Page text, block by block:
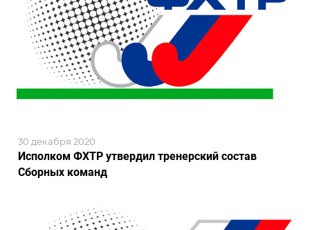
Исполком ФХТР утвердил тренерский состав
Сборных команд
30 декабря 2020